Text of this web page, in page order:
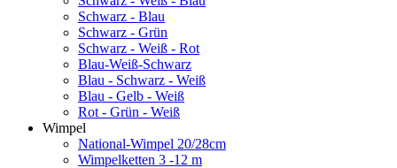
Schwarz - Blau
Schwarz - Grün
Schwarz - Weiß - Rot
Blau-Weiß-Schwarz
Blau - Schwarz - Weiß
Blau - Gelb - Weiß
Rot - Grün - Weiß
Wimpel
National-Wimpel 20/28cm
Wimpelketten 3 -12 m